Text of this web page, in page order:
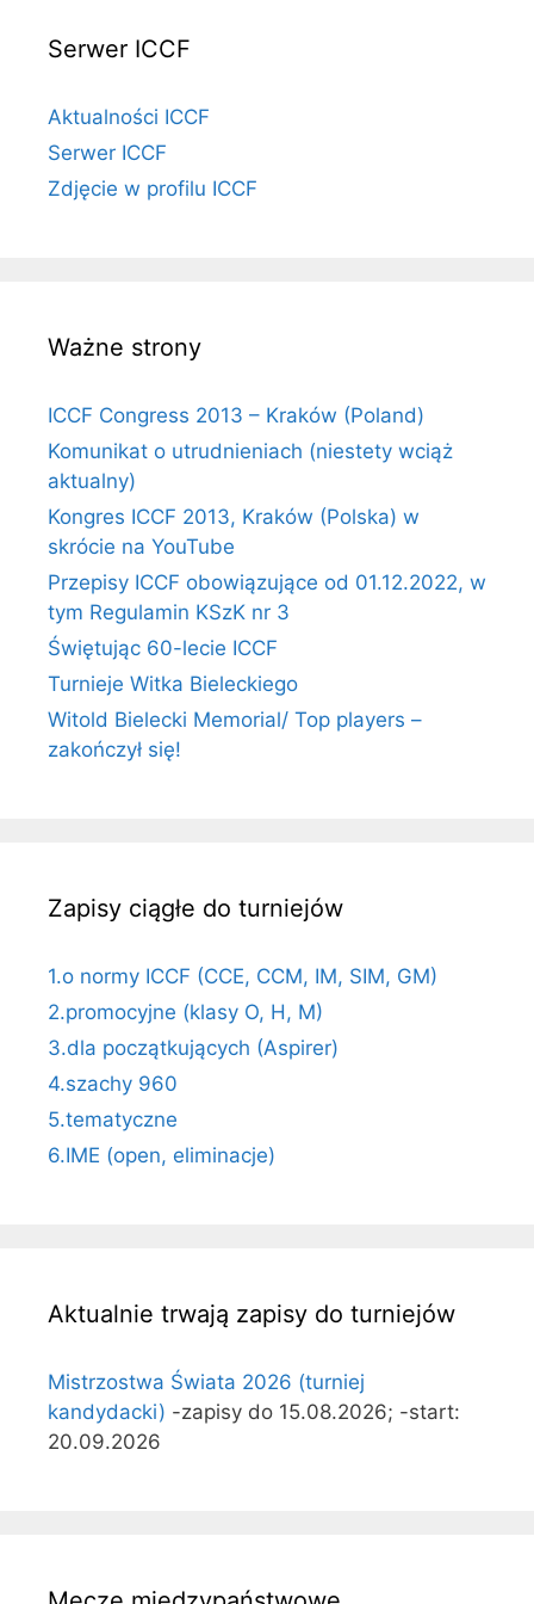
Serwer ICCF
Aktualności ICCF
Serwer ICCF
Zdjęcie w profilu ICCF
Ważne strony
ICCF Congress 2013 – Kraków (Poland)
Komunikat o utrudnieniach (niestety wciąż
aktualny)
Kongres ICCF 2013, Kraków (Polska) w
skrócie na YouTube
Przepisy ICCF obowiązujące od 01.12.2022, w
tym Regulamin KSzK nr 3
Świętując 60-lecie ICCF
Turnieje Witka Bieleckiego
Witold Bielecki Memorial/ Top players –
zakończył się!
Zapisy ciągłe do turniejów
1.o normy ICCF (CCE, CCM, IM, SIM, GM)
2.promocyjne (klasy O, H, M)
3.dla początkujących (Aspirer)
4.szachy 960
5.tematyczne
6.IME (open, eliminacje)
Aktualnie trwają zapisy do turniejów
Mistrzostwa Świata 2026 (turniej
kandydacki) -zapisy do 15.08.2026; -start:
20.09.2026